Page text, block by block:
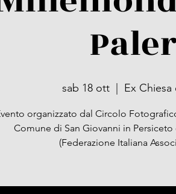
sab 18 ott Ex
organizzato dal Circolo
Comune di San Giovanni in
(Federazione Italiana